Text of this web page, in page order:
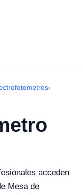
›
acceden
Mesa de